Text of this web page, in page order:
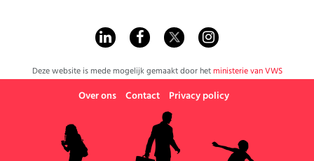
Deze website is mede mogelijk gemaakt door het ministerie van VWS
Over ons Contact Privacy policy